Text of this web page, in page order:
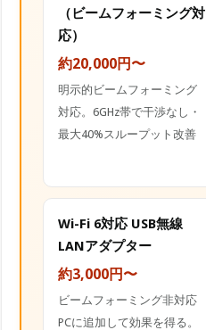
（ビームフォーミング対
応）
約20,000円〜
明示的ビームフォーミング
対応。6GHz帯で干渉なし・
最大40%スループット改善
Wi-Fi 6対応 USB無線
LANアダプター
約3,000円〜
ビームフォーミング非対応
PCに追加して効果を得る。